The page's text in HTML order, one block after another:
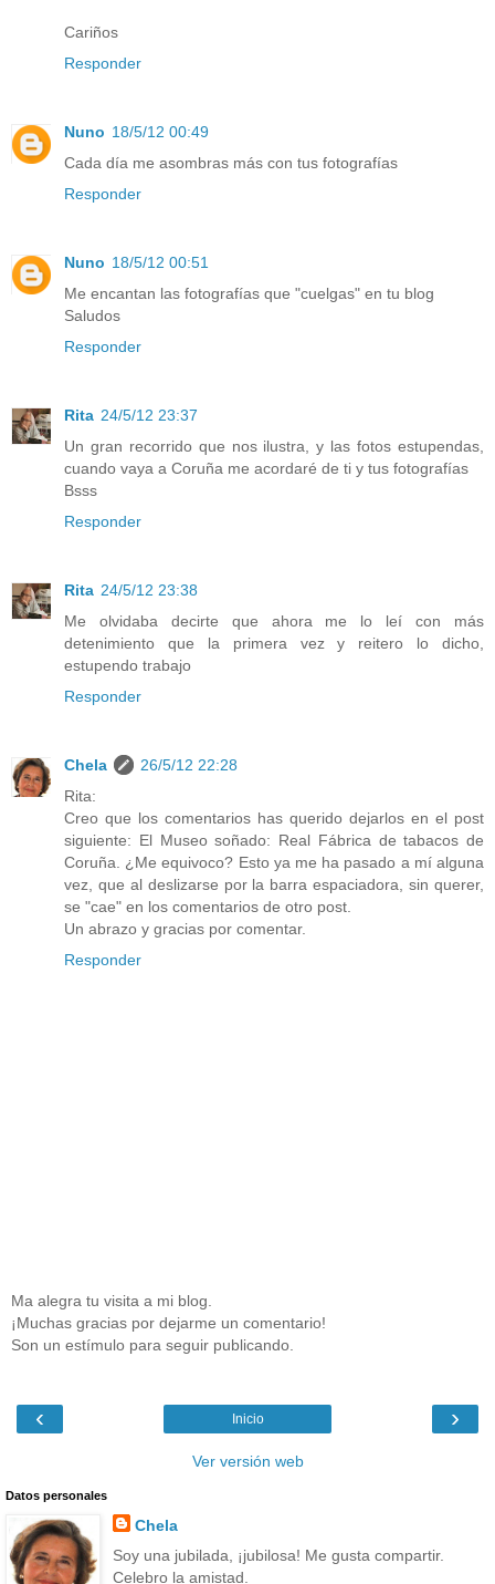
Cariños
Responder
Nuno 18/5/12 00:49
Cada día me asombras más con tus fotografías
Responder
Nuno 18/5/12 00:51
Me encantan las fotografías que "cuelgas" en tu blog
Saludos
Responder
Rita 24/5/12 23:37
Un gran recorrido que nos ilustra, y las fotos estupendas,
cuando vaya a Coruña me acordaré de ti y tus fotografías
Bsss
Responder
Rita 24/5/12 23:38
Me olvidaba decirte que ahora me lo leí con más
detenimiento que la primera vez y reitero lo dicho,
estupendo trabajo
Responder
Chela
26/5/12 22:28
Rita:
Creo que los comentarios has querido dejarlos en el post
siguiente: El Museo soñado: Real Fábrica de tabacos de
Coruña. ¿Me equivoco? Esto ya me ha pasado a mí alguna
vez, que al deslizarse por la barra espaciadora, sin querer,
se "cae" en los comentarios de otro post.
Un abrazo y gracias por comentar.
Responder
Ma alegra tu visita a mi blog.
¡Muchas gracias por dejarme un comentario!
Son un estímulo para seguir publicando.
‹ ›
Inicio
Ver versión web
Datos personales
Chela
Soy una jubilada, ¡jubilosa! Me gusta compartir.
Celebro la amistad.